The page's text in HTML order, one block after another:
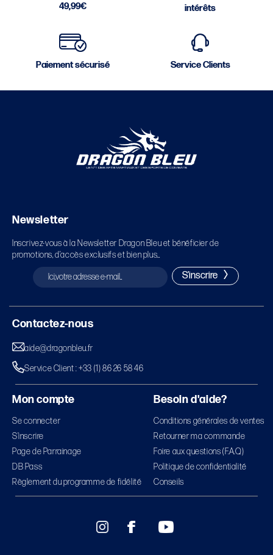
49,99€
intérêts
Paiement sécurisé Service Clients
Newsletter
Inscrivez-vous à la Newsletter Dragon Bleu et bénéficier de
promotions, d’accès exclusifs et bien plus…
S'inscrire
Contactez-nous
aide@dragonbleu.fr
Service Client : +33 (1) 86 26 58 46
Mon compte
Se connecter
S’inscrire
Page de Parrainage
DB Pass
Règlement du programme de fidélité
Besoin d'aide?
Conditions générales de ventes
Retourner ma commande
Foire aux questions (F.A.Q)
Politique de confidentialité
Conseils